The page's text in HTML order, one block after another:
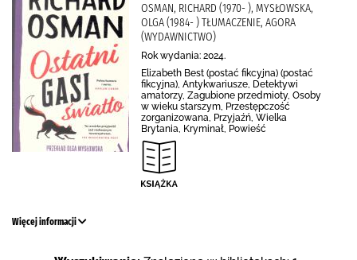
OSMAN, RICHARD (1970- ), MYSŁOWSKA,
OLGA (1984- ) TŁUMACZENIE, AGORA
(WYDAWNICTWO)
Rok wydania: 2024.
Elizabeth Best (postać fikcyjna) (postać
fikcyjna), Antykwariusze, Detektywi
amatorzy, Zagubione przedmioty, Osoby
w wieku starszym, Przestępczość
zorganizowana, Przyjaźń, Wielka
Brytania, Kryminał, Powieść
Więcej informacji